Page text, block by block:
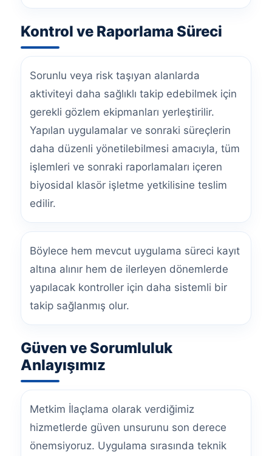
Kontrol ve Raporlama Süreci
Sorunlu veya risk taşıyan alanlarda
aktiviteyi daha sağlıklı takip edebilmek için
gerekli gözlem ekipmanları yerleştirilir.
Yapılan uygulamalar ve sonraki süreçlerin
daha düzenli yönetilebilmesi amacıyla, tüm
işlemleri ve sonraki raporlamaları içeren
biyosidal klasör işletme yetkilisine teslim
edilir.
Böylece hem mevcut uygulama süreci kayıt
altına alınır hem de ilerleyen dönemlerde
yapılacak kontroller için daha sistemli bir
takip sağlanmış olur.
Güven ve Sorumluluk
Anlayışımız
Metkim İlaçlama olarak verdiğimiz
hizmetlerde güven unsurunu son derece
önemsiyoruz. Uygulama sırasında teknik